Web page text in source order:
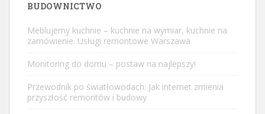
BUDOWNICTWO
Meblujemy kuchnie – kuchnie na wymiar, kuchnie na
zamówienie. Usługi remontowe Warszawa
Monitoring do domu – postaw na najlepszy!
Przewodnik po światłowodach: Jak internet zmienia
przyszłość remontów i budowy